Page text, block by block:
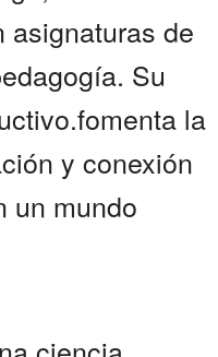
asignaturas de
Su
la
y conexión
un mundo